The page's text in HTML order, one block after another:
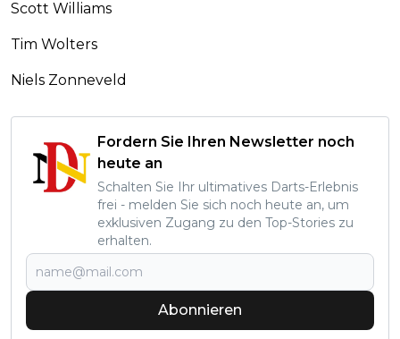
Scott Williams
Tim Wolters
Niels Zonneveld
Fordern Sie Ihren Newsletter noch
heute an
Schalten Sie Ihr ultimatives Darts-Erlebnis
frei - melden Sie sich noch heute an, um
exklusiven Zugang zu den Top-Stories zu
erhalten.
Abonnieren